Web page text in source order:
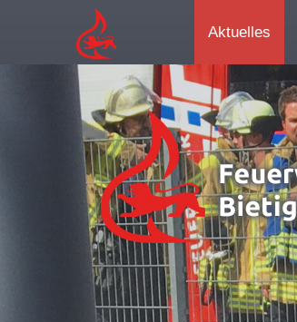
Aktuelles